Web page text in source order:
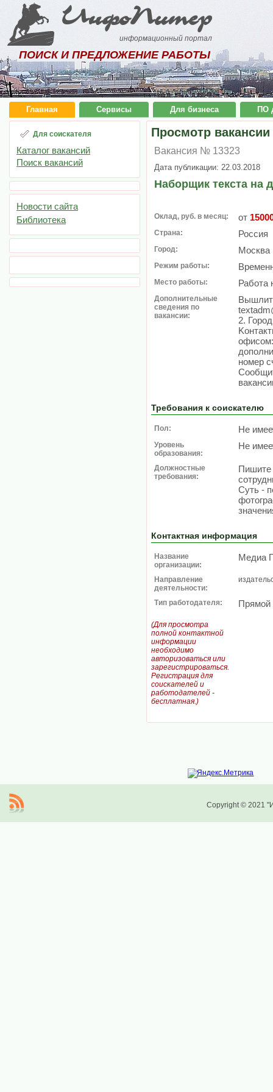
ИнфоПитер
информационный портал
ПОИСК И ПРЕДЛОЖЕНИЕ РАБОТЫ
Главная Сервисы Для бизнеса ПО
Для соискателя
Каталог вакансий
Поиск вакансий
Новости сайта
Библиотека
Просмотр вакансии
Вакансия № 13323
Дата публикации: 22.03.2018
Наборщик текста на
Оклад, руб. в месяц: от
Страна: Россия
Город: Москва
Режим работы:
Место работы: Работа
Дополнительные
сведения по
вакансии:
2.
нoмep
Требования к соискателю
Пол: Не
Уровень
образования:
Не
Должностные
требования:
Пишите
Суть -
Контактная информация
Название
организации:
Медиа
Направление
деятельности:
Тип работодателя: Прямой
(Для просмотра
полной контактной
информации
необходимо
авторизоваться или
зарегистрироваться.
Регистрация для
соискателей и
работодателей -
бесплатная.)
Copyright © 2021